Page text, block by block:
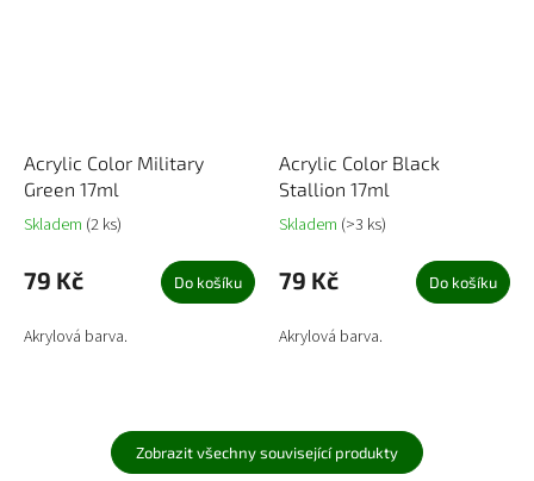
Acrylic Color Military
Green 17ml
Skladem (2 ks)
79 Kč Do košíku
Akrylová barva.
Acrylic Color Black
Stallion 17ml
Skladem (>3 ks)
79 Kč Do košíku
Akrylová barva.
Zobrazit všechny související produkty